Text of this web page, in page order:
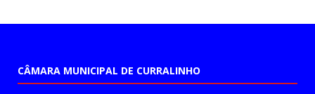
CÂMARA MUNICIPAL DE CURRALINHO